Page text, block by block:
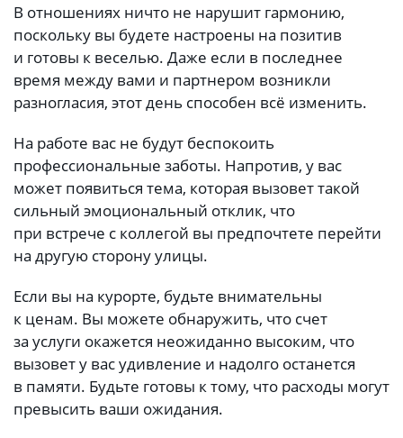
В отношениях ничто не нарушит гармонию,
поскольку вы будете настроены на позитив
и готовы к веселью. Даже если в последнее
время между вами и партнером возникли
разногласия, этот день способен всё изменить.
На работе вас не будут беспокоить
профессиональные заботы. Напротив, у вас
может появиться тема, которая вызовет такой
сильный эмоциональный отклик, что
при встрече с коллегой вы предпочтете перейти
на другую сторону улицы.
Если вы на курорте, будьте внимательны
к ценам. Вы можете обнаружить, что счет
за услуги окажется неожиданно высоким, что
вызовет у вас удивление и надолго останется
в памяти. Будьте готовы к тому, что расходы могут
превысить ваши ожидания.